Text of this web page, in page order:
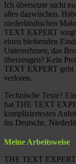
Ich übersetzte nicht
alles dazwischen.
niederländischen
TEXT EXPERT sorgt
einen bleibenden
Unternehmen, das
überzeugen? Kein
TEXT EXPERT geht
verloren.
Technische Texte?
hat THE TEXT
kompliziertesten
ins Deutsche,
Meine Arbeitsweise
THE TEXT EXPERT